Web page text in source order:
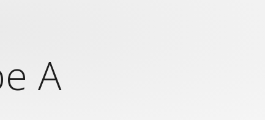
A